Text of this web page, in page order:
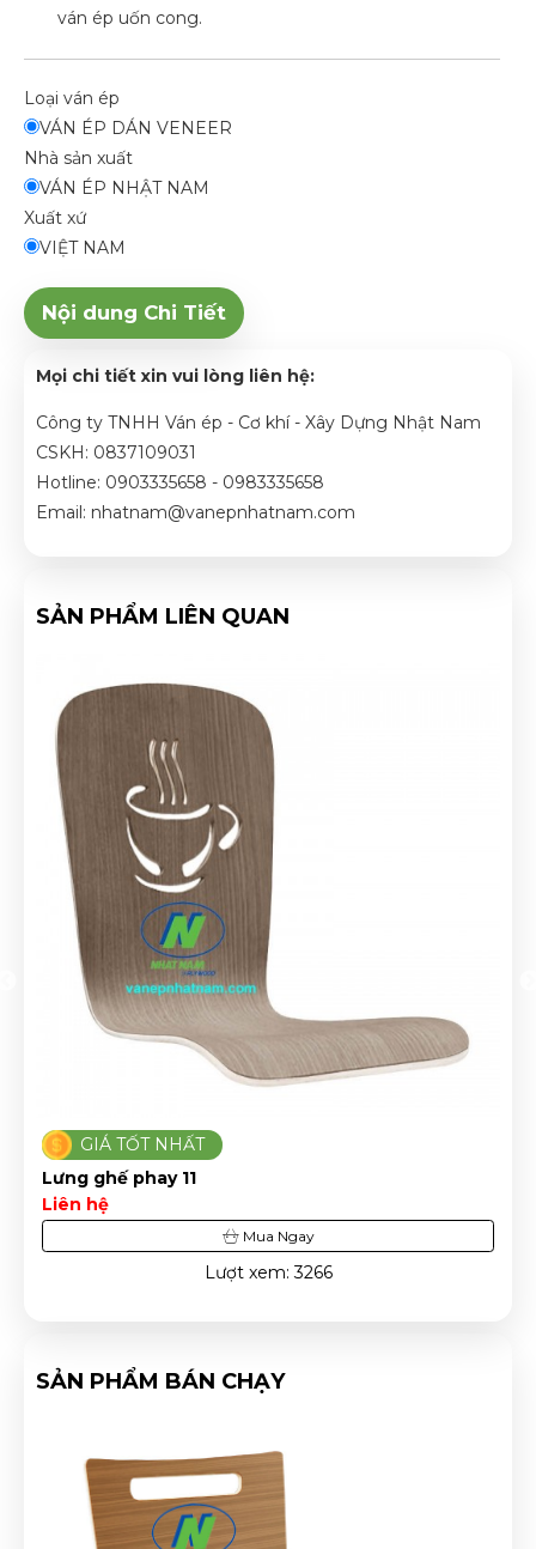
ván ép uốn cong.
Loại ván ép
VÁN ÉP DÁN VENEER
Nhà sản xuất
VÁN ÉP NHẬT NAM
Xuất xứ
VIỆT NAM
Nội dung Chi Tiết
Mọi chi tiết xin vui lòng liên hệ:
Công ty TNHH Ván ép - Cơ khí - Xây Dựng Nhật Nam
CSKH: 0837109031
Hotline: 0903335658 - 0983335658
Email: nhatnam@vanepnhatnam.com
SẢN PHẨM LIÊN QUAN
GIÁ TỐT NHẤT
Lưng ghế phay 11
Liên hệ
Mua Ngay
Lượt xem: 3266
SẢN PHẨM BÁN CHẠY